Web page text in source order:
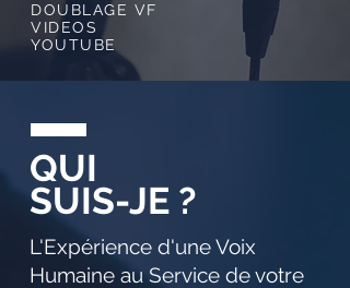
DOUBLAGE VF
VIDEOS
YOUTUBE
QUI
SUIS-JE ?
L'Expérience d'une Voix
Humaine au Service de votre